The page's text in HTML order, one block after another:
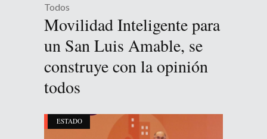
Todos
Movilidad Inteligente para
un San Luis Amable, se
construye con la opinión
todos
ESTADO